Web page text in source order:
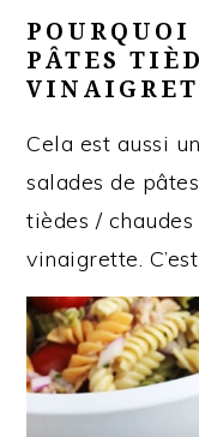
POURQUOI
PÂTES
Cela est aussi
salades de
tièdes /
vinaigrette.